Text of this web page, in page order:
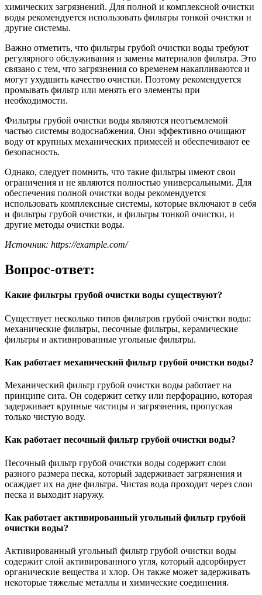
химических загрязнений. Для полной и комплексной очистки
воды рекомендуется использовать фильтры тонкой очистки и
другие системы.
Важно отметить, что фильтры грубой очистки воды требуют
регулярного обслуживания и замены материалов фильтра. Это
связано с тем, что загрязнения со временем накапливаются и
могут ухудшить качество очистки. Поэтому рекомендуется
промывать фильтр или менять его элементы при
необходимости.
Фильтры грубой очистки воды являются неотъемлемой
частью системы водоснабжения. Они эффективно очищают
воду от крупных механических примесей и обеспечивают ее
безопасность.
Однако, следует помнить, что такие фильтры имеют свои
ограничения и не являются полностью универсальными. Для
обеспечения полной очистки воды рекомендуется
использовать комплексные системы, которые включают в себя
и фильтры грубой очистки, и фильтры тонкой очистки, и
другие методы очистки воды.
Источник: https://example.com/
Вопрос-ответ:
Какие фильтры грубой очистки воды существуют?
Существует несколько типов фильтров грубой очистки воды:
механические фильтры, песочные фильтры, керамические
фильтры и активированные угольные фильтры.
Как работает механический фильтр грубой очистки воды?
Механический фильтр грубой очистки воды работает на
принципе сита. Он содержит сетку или перфорацию, которая
задерживает крупные частицы и загрязнения, пропуская
только чистую воду.
Как работает песочный фильтр грубой очистки воды?
Песочный фильтр грубой очистки воды содержит слои
разного размера песка, который задерживает загрязнения и
осаждает их на дне фильтра. Чистая вода проходит через слои
песка и выходит наружу.
Как работает активированный угольный фильтр грубой
очистки воды?
Активированный угольный фильтр грубой очистки воды
содержит слой активированного угля, который адсорбирует
органические вещества и хлор. Он также может задерживать
некоторые тяжелые металлы и химические соединения.